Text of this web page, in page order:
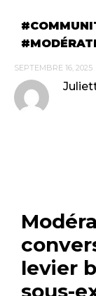
SEPTEMBRE 16, 2025
levier
sous-